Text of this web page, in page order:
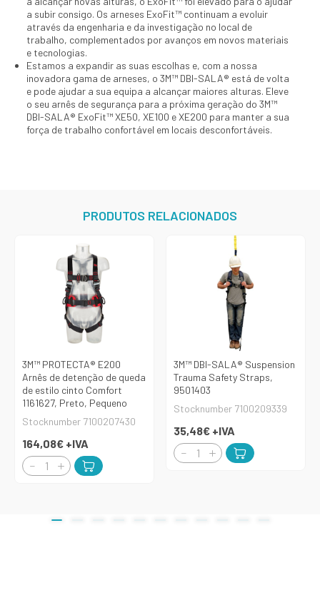
a subir consigo. Os arneses ExoFit™ continuam a evoluir
através da engenharia e da investigação no local de
trabalho, complementados por avanços em novos materiais
e tecnologias.
Estamos a expandir as suas escolhas e, com a nossa
inovadora gama de arneses, o 3M™ DBI-SALA® está de volta
e pode ajudar a sua equipa a alcançar maiores alturas. Eleve
o seu arnês de segurança para a próxima geração do 3M™
DBI-SALA® ExoFit™ XE50, XE100 e XE200 para manter a sua
força de trabalho confortável em locais desconfortáveis.
PRODUTOS RELACIONADOS
3M™ PROTECTA® E200
Arnês de detenção de queda
de estilo cinto Comfort
1161627, Preto, Pequeno
Stocknumber 7100207430
164,08€ +IVA
3M™ DBI-SALA® Suspension
Trauma Safety Straps,
9501403
Stocknumber 7100209339
35,48€ +IVA